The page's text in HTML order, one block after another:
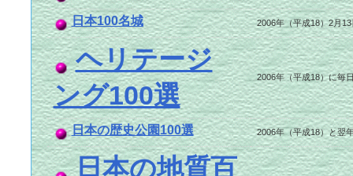
日本100名城 2006年（平成18）2月
ヘリテージ
ング100選
2006年（平成18）に毎
日本の歴史公園100選 2006年（平成18）と翌
日本の地質百